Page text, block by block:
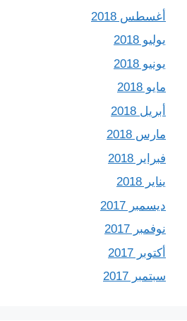
أغسطس 2018
يوليو 2018
يونيو 2018
مايو 2018
أبريل 2018
مارس 2018
فبراير 2018
يناير 2018
ديسمبر 2017
نوفمبر 2017
أكتوبر 2017
سبتمبر 2017